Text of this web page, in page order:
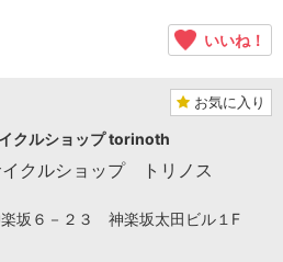
いいね！
お気に入り
クルショップ torinoth
イクルショップ トリノス
坂６－２３ 神楽坂太田ビル１F